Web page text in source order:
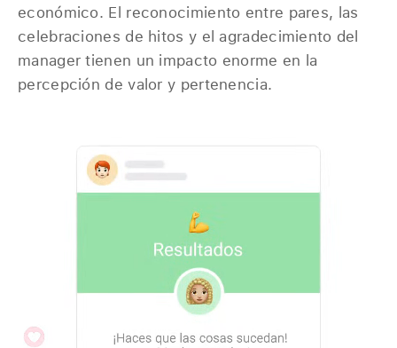
económico. El reconocimiento entre pares, las
celebraciones de hitos y el agradecimiento del
manager tienen un impacto enorme en la
percepción de valor y pertenencia.